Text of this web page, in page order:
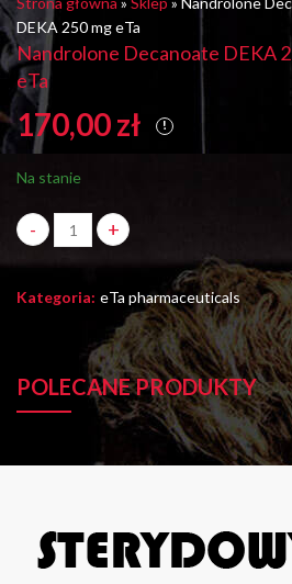
DEKA 250 mg eTa
Nandrolone Decanoate DEKA
eTa
170,00zł
Na stanie
Nandrolone Decanoate DEKA 250 mg
Kategoria: eTa pharmaceuticals
POLECANE PRODUKTY